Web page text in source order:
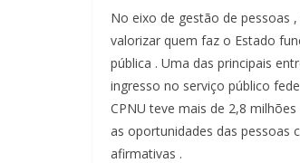
No eixo de gestão de pessoas
valorizar quem faz o Estado
pública . Uma das principais
ingresso no serviço público
CPNUteve mais de 2,8 milhões
as oportunidades das pessoas
afirmativas .